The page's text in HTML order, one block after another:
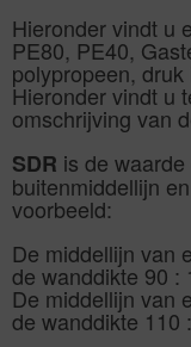
Hieronder vindt u
PE80, PE40,
polypropeen,
Hieronder vindt u
omschrijving van
SDR is de
buitenmiddellijn
voorbeeld:
De middellijn van
de wanddikte 90 :
De middellijn van
de wanddikte 110